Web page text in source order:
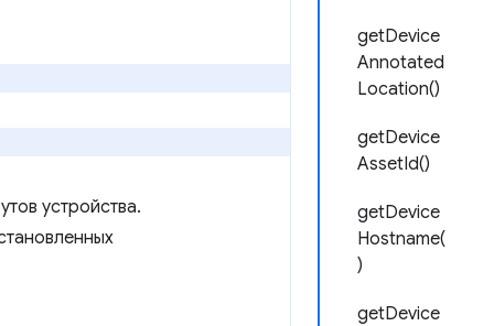
getDevice
Annotated
Location()
getDevice
AssetId()
getDevice
Hostname(
)
getDevice
устройства.